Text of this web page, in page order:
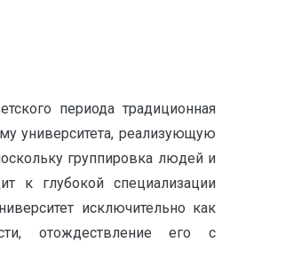
периода традиционная
университета, реализующую
группировка людей и
к глубокой специализации
исключительно как
отождествление его с